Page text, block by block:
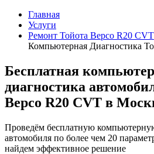
Главная
Услуги
Ремонт Тойота Версо R20 CVT
Компьютерная Диагностика
Бесплатная
диагностика
Версо R20 CVT в
Проведём бесплатную
автомобиля по более чем 20
найдем эффективное решение